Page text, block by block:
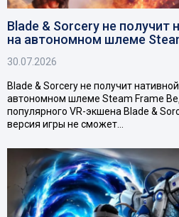
Blade & Sorcery не получит
на автономном шлеме
30.07.2026
Blade & Sorcery не получит
автономном шлеме Steam Frame
популярного VR-экшена Blade &
версия игры не сможет…